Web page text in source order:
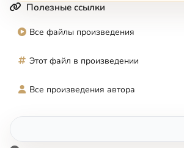
Полезные ссылки
Все файлы произведения
Этот файл в произведении
Все произведения автора